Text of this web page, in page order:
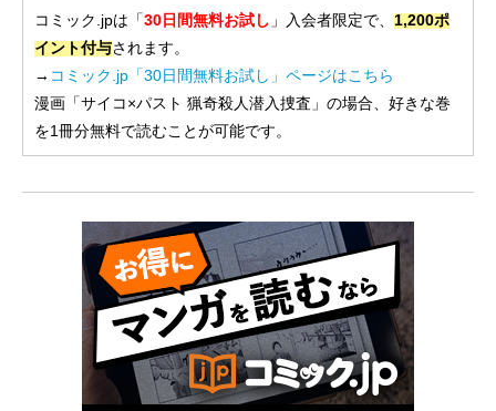
コミック.jpは「30日間無料お試し 」入会者限定で、 1,200ポ
イント付与されます。
→ コミック.jp「30日間無料お試し」ページはこちら
漫画「サイコ×パスト 猟奇殺人潜入捜査」の場合、好きな巻
を1冊分無料で読むことが可能です。